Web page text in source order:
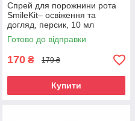
Спрей для порожнини рота
SmileKit– освіження та
догляд, персик, 10 мл
Готово до відправки
170 ₴ 179 ₴
Купити